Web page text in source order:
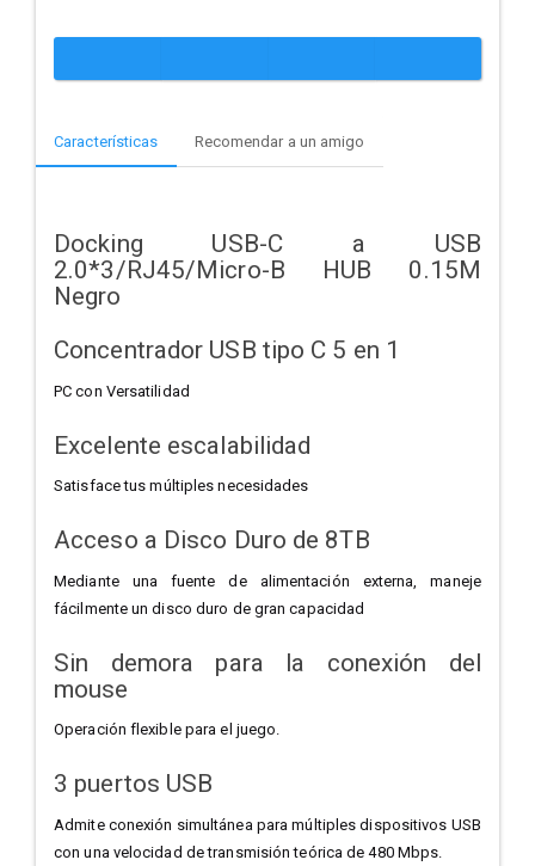
Características Recomendar a un amigo
Docking USB-C a USB
2.0*3/RJ45/Micro-B HUB 0.15M
Negro
Concentrador USB tipo C 5 en 1
PC con Versatilidad
Excelente escalabilidad
Satisface tus múltiples necesidades
Acceso a Disco Duro de 8TB
Mediante una fuente de alimentación externa, maneje
fácilmente un disco duro de gran capacidad
Sin demora para la conexión del
mouse
Operación flexible para el juego.
3 puertos USB
Admite conexión simultánea para múltiples dispositivos USB
con una velocidad de transmisión teórica de 480 Mbps.